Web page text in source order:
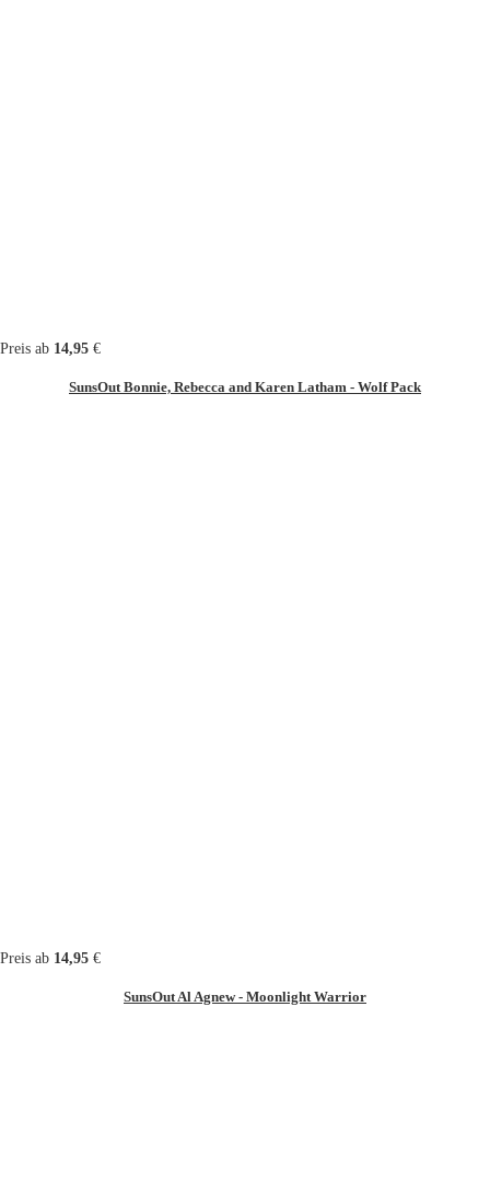
Preis ab 14,95 €
SunsOut Bonnie, Rebecca and Karen Latham - Wolf Pack
Preis ab 14,95 €
SunsOut Al Agnew - Moonlight Warrior